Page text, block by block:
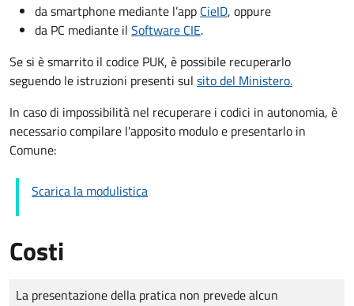
da smartphone mediante l’app CieID, oppure
da PC mediante il Software CIE.
Se si è smarrito il codice PUK, è possibile recuperarlo
seguendo le istruzioni presenti sul sito del Ministero.
In caso di impossibilità nel recuperare i codici in autonomia, è
necessario compilare l'apposito modulo e presentarlo in
Comune:
Scarica la modulistica
Costi
Tipo di pagamento
Importo
La presentazione della pratica non prevede alcun